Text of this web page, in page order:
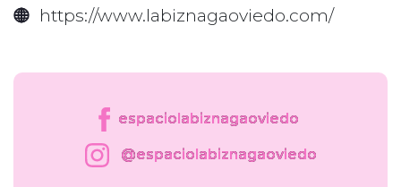
https://www.labiznagaoviedo.com/
espaciolabiznagaoviedo
@espaciolabiznagaoviedo